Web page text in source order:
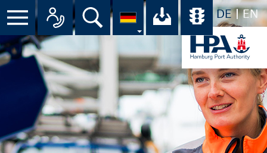
DE EN
Menü Alle Ansprechpartner im
Suche Ihr Download-